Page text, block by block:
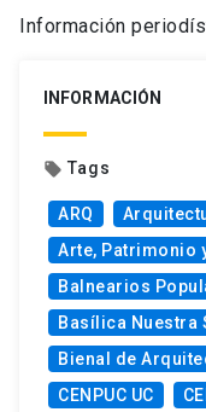
Información
INFORMACIÓN
local_offer Tags
ARQ
Arte, Patrimonio
Balnearios
Basílica Nuestra
Bienal de
CENPUC UC